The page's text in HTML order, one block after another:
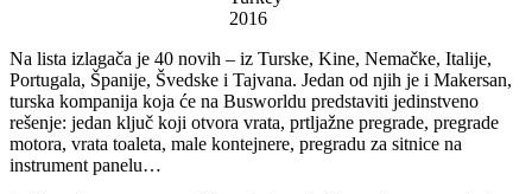
2016
Na lista izlagača je 40 novih – iz Turske, Kine, Nemačke, Italije,
Portugala, Španije, Švedske i Tajvana. Jedan od njih je i Makersan,
turska kompanija koja će na Busworldu predstaviti jedinstveno
rešenje: jedan ključ koji otvora vrata, prtljažne pregrade, pregrade
motora, vrata toaleta, male kontejnere, pregradu za sitnice na
instrument panelu…